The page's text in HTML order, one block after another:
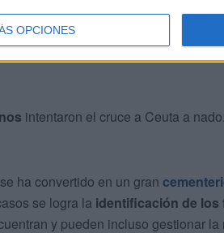
OPCIONES
intentaron el cruce a Ceuta a
ha convertido en un gran
se logra la identificación de los
y pueden incluso gestionar la